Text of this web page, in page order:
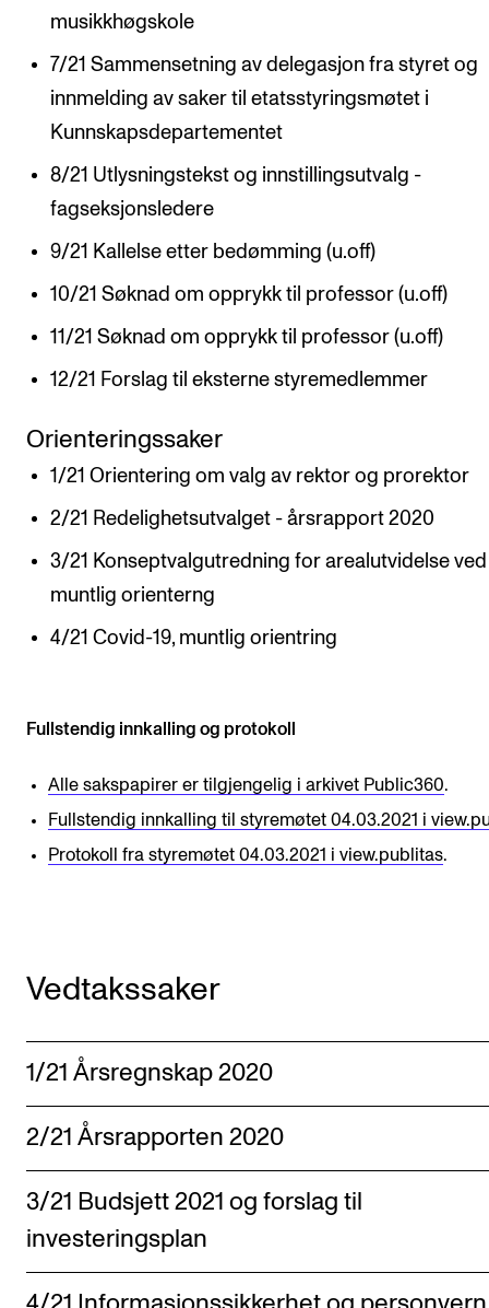
UNDERVISNING OG STUDENTSTØTTE
Eksamen og vitnemål
Timeplaner og undervisning
Utvikling av studieplaner og kurs
Digitale ressurser for undervisning
Om FoU på NMH
Livet rundt FoU
For ph.d.-programmet i kunstnerisk utviklingsarbeid
For ph.d.-programmet i musikkforskning
Forskningsetikk
Markedsføring, program og plakat
Låne utstyr – lyd, lys og video
Konsertopptak
Aktuelle saker
Biblioteket
Utvalg og komitéer
Strategier, planer og rapporter
musikkhøgskole
7/21 Sammensetning av delegasjon fra styret og
innmelding av saker til etatsstyringsmøtet i
Kunnskapsdepartementet
8/21 Utlysningstekst og innstillingsutvalg -
fagseksjonsledere
9/21 Kallelse etter bedømming (u.off)
10/21 Søknad om opprykk til professor (u.off)
11/21 Søknad om opprykk til professor (u.off)
12/21 Forslag til eksterne styremedlemmer
Orienteringssaker
1/21 Orientering om valg av rektor og prorektor
2/21 Redelighetsutvalget - årsrapport 2020
3/21 Konseptvalgutredning for arealutvidelse ved
muntlig orienterng
4/21 Covid-19, muntlig orientring
Fullstendig innkalling og protokoll
Alle sakspapirer er tilgjengelig i arkivet Public360.
Fullstendig innkalling til styremøtet 04.03.2021 i
Protokoll fra styremøtet 04.03.2021 i view.publitas.
Vedtakssaker
1/21 Årsregnskap 2020
2/21 Årsrapporten 2020
3/21 Budsjett 2021 og forslag til
investeringsplan